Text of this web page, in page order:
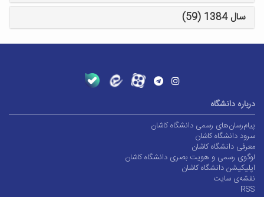
سال 1384 (59)
درباره دانشگاه
پیام‌رسان‌های رسمی دانشگاه کاشان
سرود دانشگاه کاشان
معرفی دانشگاه کاشان
لوگوی رسمی و هویت بصری دانشگاه کاشان
اپلیکیشن دانشگاه کاشان
نقشه‌ی سایت
RSS